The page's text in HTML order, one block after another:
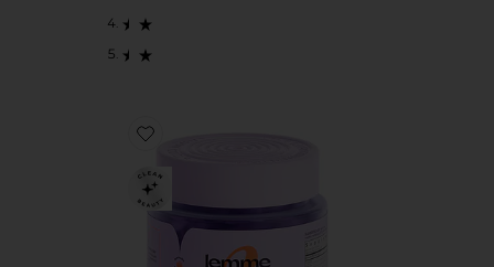
Favorite サプリメント